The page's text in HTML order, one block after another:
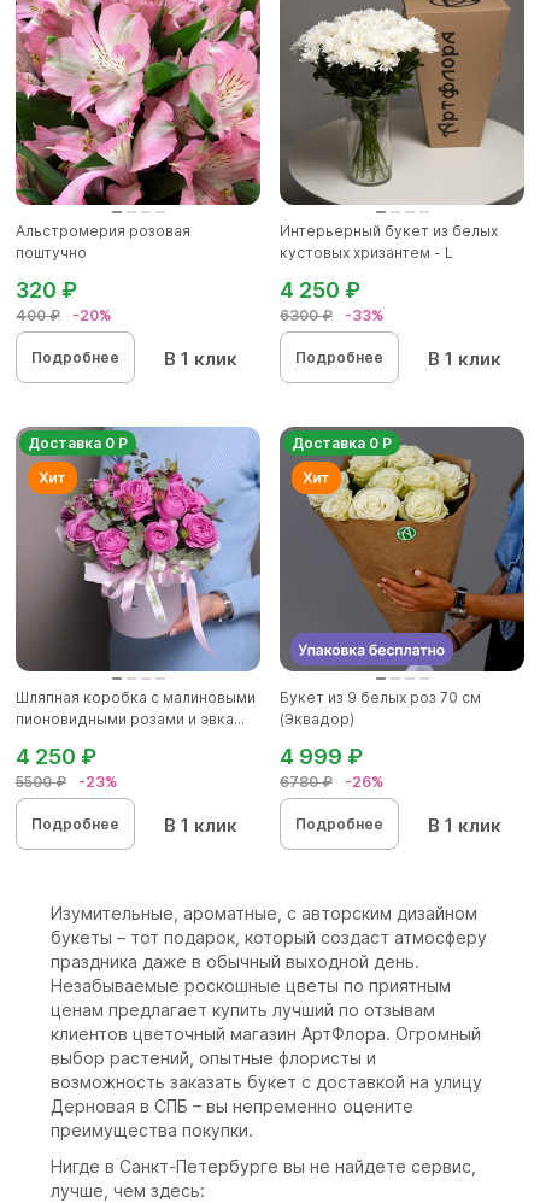
Альстромерия розовая
поштучно
400 ₽ -20%
320 ₽
Подробнее В 1 клик
Интерьерный букет из белых
кустовых хризантем - L
6300 ₽ -33%
4 250 ₽
Подробнее В 1 клик
Доставка 0 Р
Шляпная коробка с малиновыми
пионовидными розами и эвка...
5500 ₽ -23%
4 250 ₽
Подробнее В 1 клик
Доставка 0 Р
Букет из 9 белых роз 70 см
(Эквадор)
6780 ₽ -26%
4 999 ₽
Подробнее В 1 клик
Изумительные, ароматные, с авторским дизайном
букеты – тот подарок, который создаст атмосферу
праздника даже в обычный выходной день.
Незабываемые роскошные цветы по приятным
ценам предлагает купить лучший по отзывам
клиентов цветочный магазин АртФлора. Огромный
выбор растений, опытные флористы и
возможность заказать букет с доставкой на улицу
Дерновая в СПБ – вы непременно оцените
преимущества покупки.
Нигде в Санкт-Петербурге вы не найдете сервис,
лучше, чем здесь: